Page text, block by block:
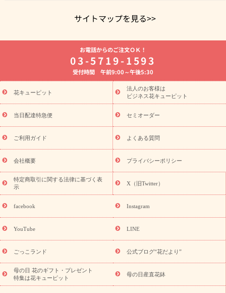
サイトマップを見る>>
よく贈られる花
お祝いの花特集
誕生日フラワーギフト特集
8月の誕生花(トルコキキョウ)
開店・開業祝い
お供え・お悔やみ お供え・お悔やみの花
通夜・葬儀に贈る花 胡蝶蘭・花鉢
ーブドフラワー
季節のイベント
ひまわり ギフト・プレゼント
特集
お盆 花（新盆・初盆） 季節のイベント
お盆 花（新
盆・初盆）
お盆 花（新盆・初盆）
お盆・お供え 花とセットギ
フト
お盆・お供え プリザーブドフラワー
ひまわり ギフト・プ
レゼント特集
夏の花贈り・お中元・暑中見舞い 花のギフト特集
敬老の日におくる花ギフト・プレゼント特集
花ギフト・プレゼント特集
敬老の日 花のおすすめランキング
敬
老の日 花鉢植えのギフト・プレゼント特集
敬老の日 花とセットギ
フト・プレゼント特集
敬老の日の花 全てのギフト一覧
キャン
ペーン
映画『ウォーターガーディアンズ』コラボキャンペーン
「きょう誕生日なんです」キャンペーン
誕生日の花を探す
誕生日フラワーギフト 誕生日フラワーギフト特集
9月の誕生花(リンドウ)
ら探す
お祝いの花特集 当日配達特急便 お祝い商品一覧
念日
結婚祝い 出産祝い 退院祝い・快気祝い
寿祝い
プチギフト ペットのお祝いフラワー
お電話からのご注文ＯＫ！
03-5719-1593
受付時間 午前9:00～午後5:30
花キューピット
法人のお客様は
ビジネス花キューピット
当日配達特急便 セミオーダー
ご利用ガイド よくある質問
会社概要 プライバシーポリシー
特定商取引に関する法律に基づく表
示
X（旧Twitter）
facebook Instagram
YouTube LINE
ごっこランド 公式ブログ“花だより”
母の日 花のギフト・プレゼント
特集は花キューピット
母の日産直花鉢